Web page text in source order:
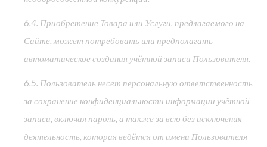
6.4. Приобретение Товара или Услуги, предлагаемого на
Сайте, может потребовать или предполагать
автоматическое создания учётной записи Пользователя.
6.5. Пользователь несет персональную ответственность
за сохранение конфиденциальности информации учётной
записи, включая пароль, а также за всю без исключения
деятельность, которая ведётся от имени Пользователя